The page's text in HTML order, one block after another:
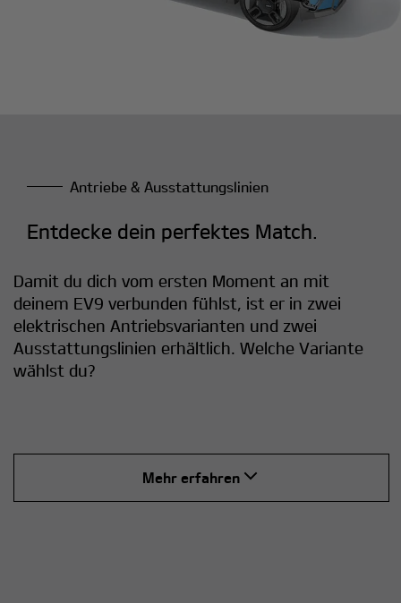
Antriebe & Ausstattungslinien
Entdecke dein perfektes Match.
Damit du dich vom ersten Moment an mit
deinem EV9 verbunden fühlst, ist er in zwei
elektrischen Antriebsvarianten und zwei
Ausstattungslinien erhältlich. Welche Variante
wählst du?
Mehr erfahren